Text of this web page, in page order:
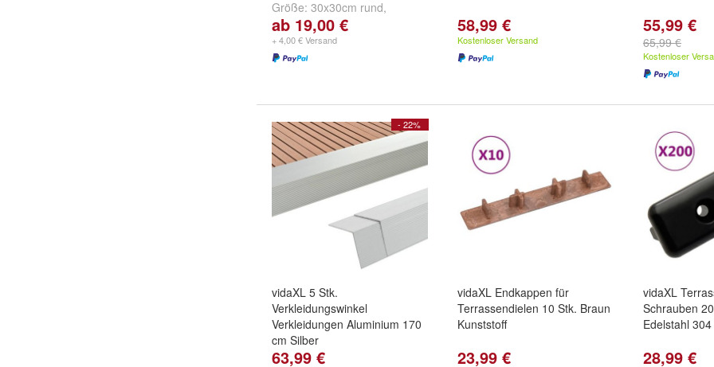
Größe: 30x30cm rund,
30x30cm eckig,
undweitere ...
ab 19,00 €
+ 4,00 € Versand
58,99 €
Kostenloser Versand
55,99 €
65,99 €
Kostenloser
- 22%
vidaXL 5 Stk.
Verkleidungswinkel
Verkleidungen Aluminium 170
cm Silber
63,99 €
vidaXL Endkappen für
Terrassendielen 10 Stk. Braun
Kunststoff
23,99 €
vidaXL
Schrauben
Edelstahl 304
28,99 €